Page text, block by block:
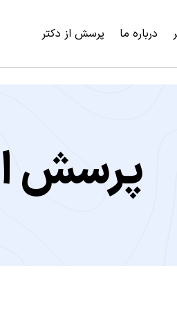
درباره ما پرسش از دکتر
پرسش